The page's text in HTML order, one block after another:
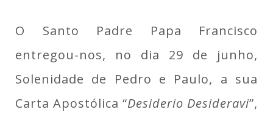
O Santo Padre Papa Francisco
entregou-nos, no dia 29 de junho,
Solenidade de Pedro e Paulo, a sua
Carta Apostólica “Desiderio Desideravi”,